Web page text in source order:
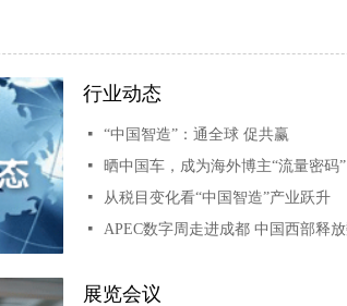
行业动态
넷
“中国智造”：通全球 促共赢
넷
晒中国车，成为海外博主“流量密码”
넷
从税目变化看“中国智造”产业跃升
넷
展览会议